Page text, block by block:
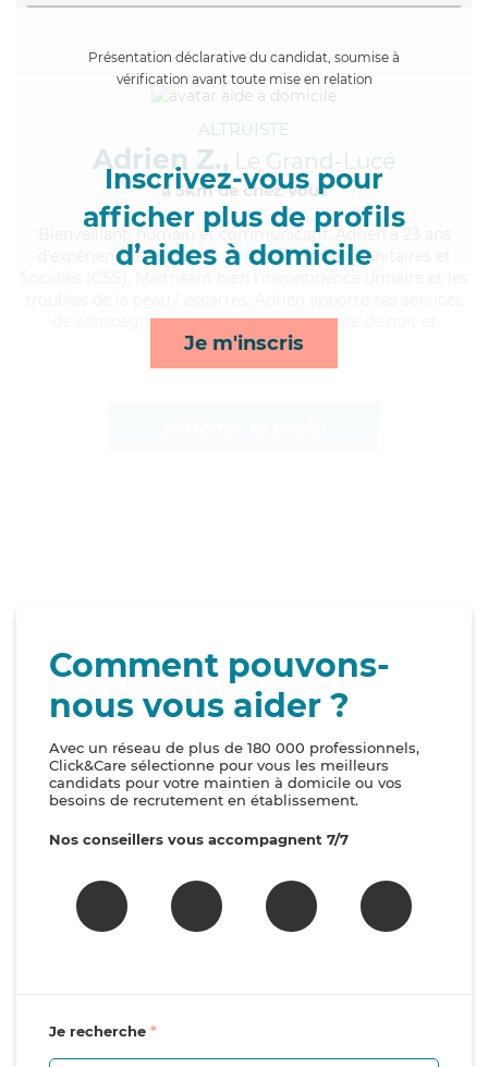
Présentation déclarative du candidat, soumise à
vérification avant toute mise en relation
Inscrivez-vous pour
afficher plus de profils
d’aides à domicile
Je m'inscris
ALTRUISTE
Adrien Z., Le Grand-Lucé
à 5km de chez Vous
, humain et communicatif, Adrien a 23 ans
d'expérience et possède un BEP Carrières Sanitaires et
de compagnie/loisirs, repas, surveillance de nuit et
courses/livraison*
Comment pouvons-
nous vous aider ?
Avec un réseau de plus de 180 000 professionnels,
Click&Care sélectionne pour vous les meilleurs
candidats pour votre maintien à domicile ou vos
besoins de recrutement en établissement.
Nos conseillers vous accompagnent 7/7
Je recherche